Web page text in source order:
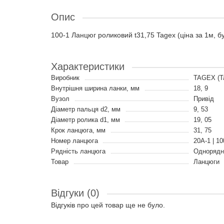
Опис
100-1 Ланцюг роликовий t31,75 Tagex (ціна за 1м,
Характеристики
Виробник
TAGEX
Внутрішня ширина ланки, мм
18, 9
Вузол
Привід
Діаметр пальця d2, мм
9, 53
Діаметр ролика d1, мм
19, 05
Крок ланцюга, мм
31, 75
Номер ланцюга
20A-1 |
Рядність ланцюга
Товар
Ланцюги
Відгуки (0)
Відгуків про цей товар ще не було.